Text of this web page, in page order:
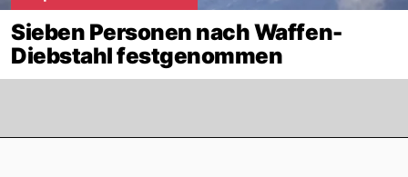
Sieben Personen nach Waffen-
Diebstahl festgenommen